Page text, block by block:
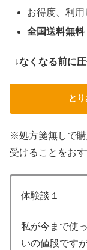
お得度、利
全国送料無料
↓なくなる前に
と
※処方箋無しで
受けることをおす
体験談１
私が今まで使
いの値段です